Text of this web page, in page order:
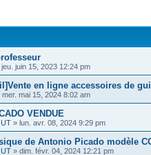
jeu. juin 15, 2023 12:24 pm
en ligne accessoires de
mer. mai 15, 2024 8:02 am
VENDUE
» lun. avr. 08, 2024 9:29 pm
de Antonio Picado modèle
» dim. févr. 04, 2024 12:21 pm